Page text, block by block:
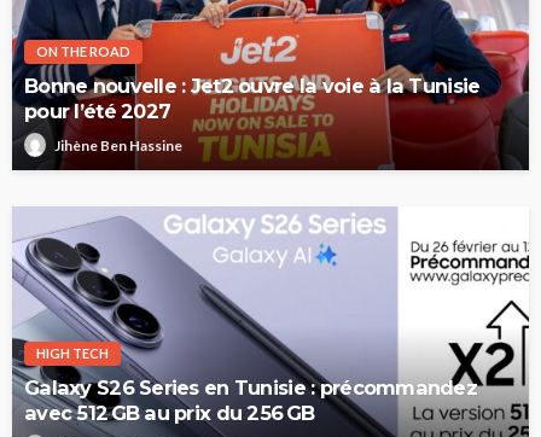
ON THE ROAD
Bonne nouvelle : Jet2 ouvre la voie à la Tunisie
pour l’été 2027
Jihène Ben Hassine
HIGH TECH
Galaxy S26 Series en Tunisie : précommandez
avec 512 GB au prix du 256 GB